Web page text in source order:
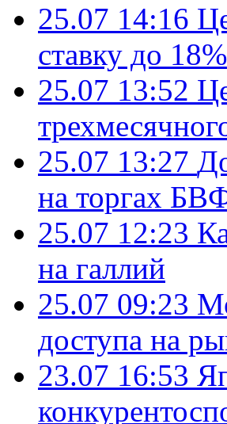
25.07 14:16
ставку до 18%
25.07 13:52
25.07 13:27
на торгах
25.07 12:23
на галлий
25.07 09:23
доступа на
23.07 16:53